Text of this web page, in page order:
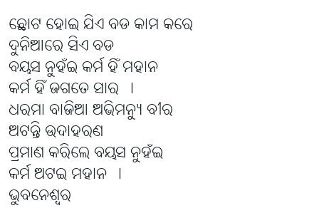
ଛୋଟ ହୋଇ ଯିଏ ବଡ କାମ କରେ
ଦୁନିଆରେ ସିଏ ବଡ
ବୟସ ନୁହଁଇ କର୍ମ ହିଁ ମହାନ
କର୍ମ ହିଁ ଜଗତେ ସାର ।
ଧରମା ବାଜିଆ ଅଭିମନ୍ୟୁ ବୀର
ଅଟନ୍ତି ଉଦାହରଣ
ପ୍ରମାଣ କରିଲେ ବୟସ ନୁହଁଇ
କର୍ମ ଅଟଇ ମହାନ ।
ଭୁବନେଶ୍ବର